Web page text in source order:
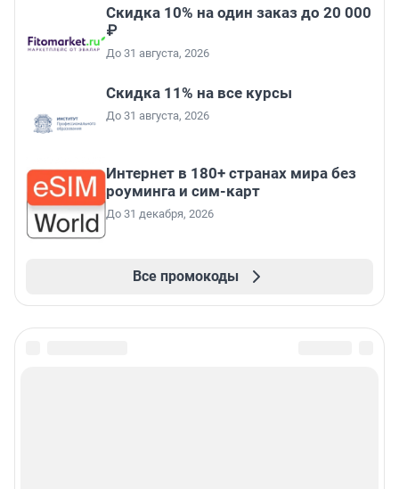
Скидка 10% на один заказ до 20 000
₽
До 31 августа, 2026
Скидка 11% на все курсы
До 31 августа, 2026
Интернет в 180+ странах мира без
роуминга и сим-карт
До 31 декабря, 2026
Все промокоды